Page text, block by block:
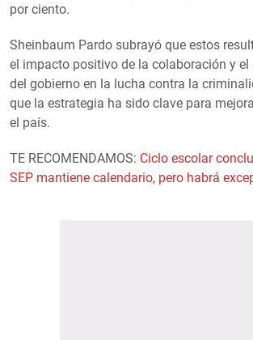
por ciento.
Sheinbaum Pardo subrayó que estos
el impacto positivo de la colaboración y el
del gobierno en la lucha contra la
que la estrategia ha sido clave para
el país.
TE RECOMENDAMOS: Ciclo escolar
SEP mantiene calendario, pero habrá